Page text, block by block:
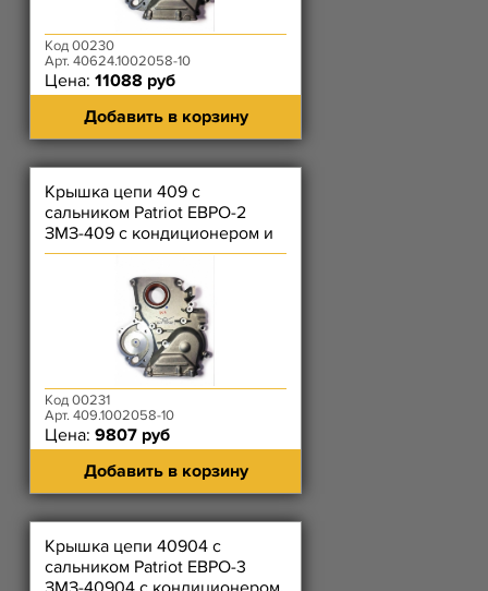
Код 00230
Арт. 40624.1002058-10
Цена: 11088 руб
Добавить в корзину
Крышка цепи 409 с
сальником Patriot ЕВРО-2
ЗМЗ-409 с кондиционером и
модификации
Код 00231
Арт. 409.1002058-10
Цена: 9807 руб
Добавить в корзину
Крышка цепи 40904 с
сальником Patriot ЕВРО-3